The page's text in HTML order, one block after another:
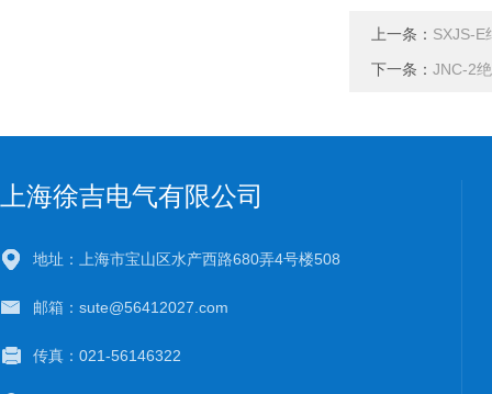
上一条： SXJS-E
下一条： JNC-2
上海徐吉电气有限公司
地址：上海市宝山区水产西路680弄4号楼508
邮箱：sute@56412027.com
传真：021-56146322